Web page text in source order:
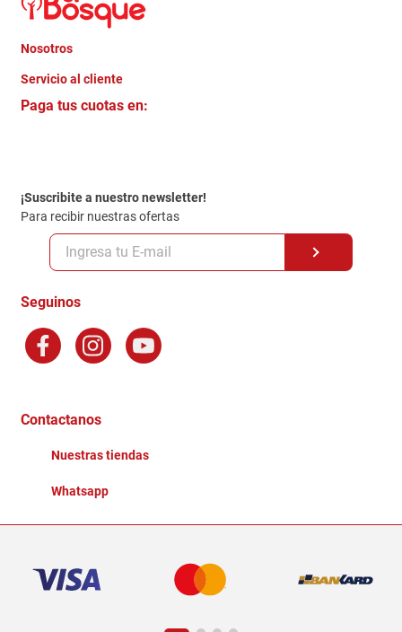
Nosotros
Quienes somos
Trabaja con Nosotros
Servicio al cliente
Crédito Directo
Politica de Privacidad
Políticas y condiciones GiftCard
Formas de Pago
Terminos y Condiciones
Factura Electronica
Ganadores - Promociones
Paga tus cuotas en:
¡Suscribite a nuestro newsletter!
Para recibir nuestras ofertas
Seguinos
Contactanos
Nuestras tiendas
Whatsapp